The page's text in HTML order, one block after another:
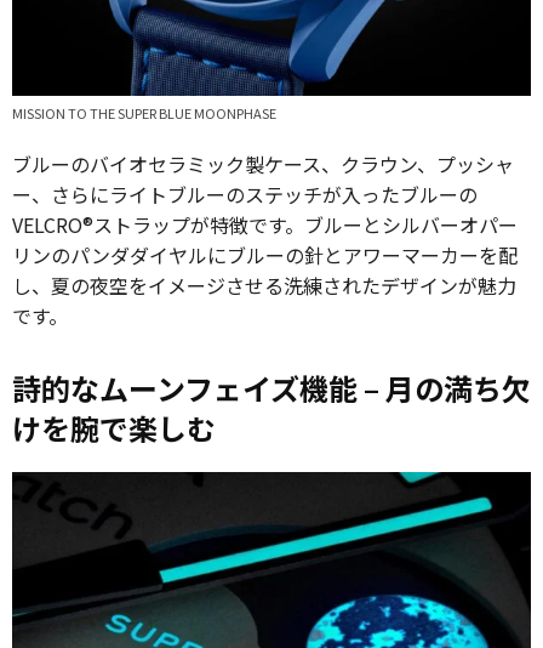
MISSION TO THE SUPER BLUE MOONPHASE
ブルーのバイオセラミック製ケース、クラウン、プッシャ
ー、さらにライトブルーのステッチが入ったブルーの
VELCRO®ストラップが特徴です。ブルーとシルバーオパー
リンのパンダダイヤルにブルーの針とアワーマーカーを配
し、夏の夜空をイメージさせる洗練されたデザインが魅力
です。
詩的なムーンフェイズ機能 – 月の満ち欠
けを腕で楽しむ